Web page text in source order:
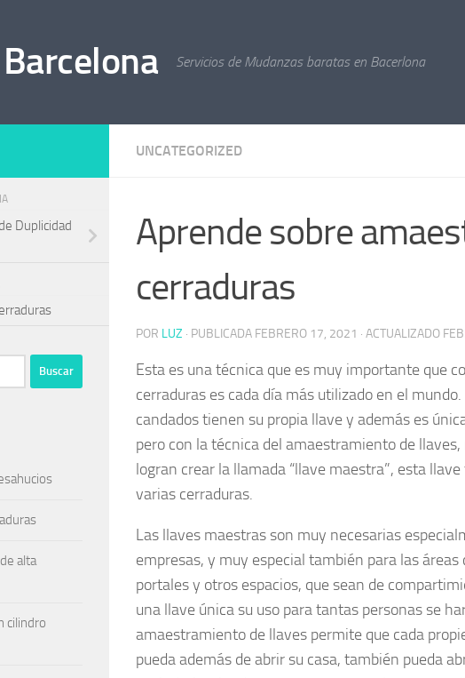
Servicios de Mudanzas baratas en Bacerlona
UNCATEGORIZED
Aprende sobre
cerraduras
POR LUZ · PUBLICADA FEBRERO 17, 2021 · ACTUALIZADO
Esta es una técnica que es muy importante que
cerraduras es cada día más utilizado en el
candados tienen su propia llave y además es
pero con la técnica del amaestramiento de
logran crear la llamada “llave maestra”, esta
varias cerraduras.
Las llaves maestras son muy necesarias
empresas, y muy especial también para las
portales y otros espacios, que sean de
una llave única su uso para tantas personas se
amaestramiento de llaves permite que cada
pueda además de abrir su casa, también pueda
Duplicidad
alta
cilindro